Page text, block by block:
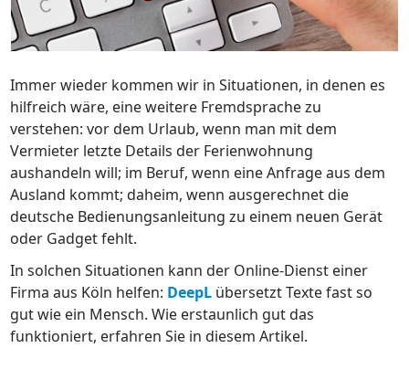
Immer wieder kommen wir in Situationen, in denen es
hilfreich wäre, eine weitere Fremdsprache zu
verstehen: vor dem Urlaub, wenn man mit dem
Vermieter letzte Details der Ferienwohnung
aushandeln will; im Beruf, wenn eine Anfrage aus dem
Ausland kommt; daheim, wenn ausgerechnet die
deutsche Bedienungsanleitung zu einem neuen Gerät
oder Gadget fehlt.
In solchen Situationen kann der Online-Dienst einer
Firma aus Köln helfen: DeepL übersetzt Texte fast so
gut wie ein Mensch. Wie erstaunlich gut das
funktioniert, erfahren Sie in diesem Artikel.